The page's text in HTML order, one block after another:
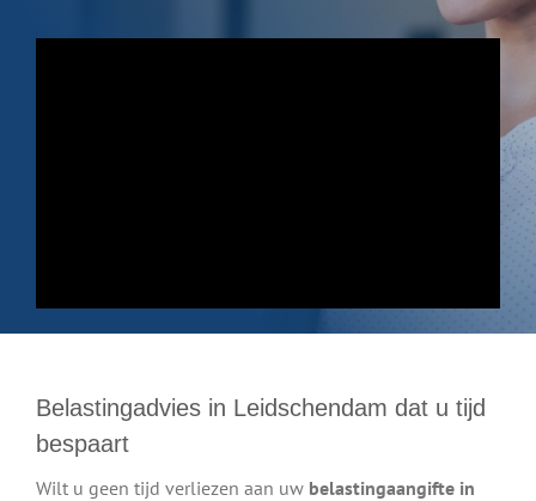
Belastingadvies in Leidschendam dat u tijd
bespaart
Wilt u geen tijd verliezen aan uw belastingaangifte in